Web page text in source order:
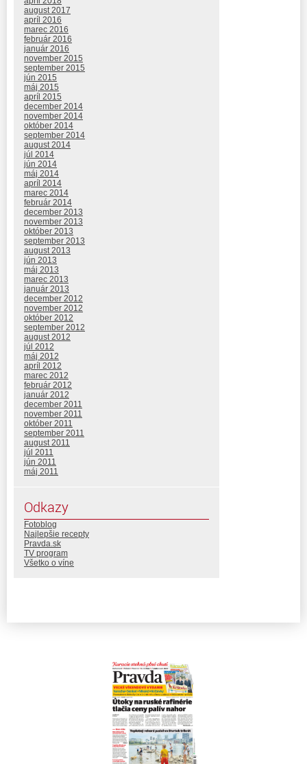
august 2017
apríl 2016
marec 2016
február 2016
január 2016
november 2015
september 2015
jún 2015
máj 2015
apríl 2015
december 2014
november 2014
október 2014
september 2014
august 2014
júl 2014
jún 2014
máj 2014
apríl 2014
marec 2014
február 2014
december 2013
november 2013
október 2013
september 2013
august 2013
jún 2013
máj 2013
marec 2013
január 2013
december 2012
november 2012
október 2012
september 2012
august 2012
júl 2012
máj 2012
apríl 2012
marec 2012
február 2012
január 2012
december 2011
november 2011
október 2011
september 2011
august 2011
júl 2011
jún 2011
máj 2011
Odkazy
Fotoblog
Najlepšie recepty
Pravda.sk
TV program
Všetko o víne